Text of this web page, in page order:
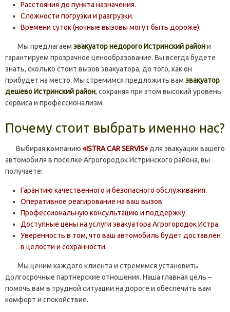
Расстояния до пункта назначения.
Сложности погрузки и разгрузки.
Времени суток (ночные вызовы могут быть дороже).
Мы предлагаем эвакуатор недорого Истринский райони
гарантируем прозрачное ценообразование. Вы всегда будете
знать, сколько стоит вызов эвакуатора, до того, как он
прибудет на место. Мы стремимся предложить вам эвакуатор
дешево Истринский район, сохраняя при этом высокий уровень
сервиса и профессионализм.
Почему стоит выбрать именно нас?
Выбирая компанию «ISTRA CAR SERVIS»для эвакуации вашего
автомобиля в посёлке Агрогородок Истринского района, вы
получаете:
Гарантию качественного и безопасного обслуживания.
Оперативное реагирование на ваш вызов.
Профессиональную консультацию и поддержку.
Доступные цены на услуги эвакуатора Агрогородок Истра.
Уверенность в том, что ваш автомобиль будет доставлен
в целости и сохранности.
Мы ценим каждого клиента и стремимся установить
долгосрочные партнерские отношения. Наша главная цель –
помочь вам в трудной ситуации на дороге и обеспечить вам
комфорт и спокойствие.